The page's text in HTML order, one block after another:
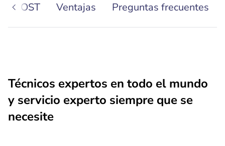
BOOST Ventajas Preguntas frecuentes
Técnicos expertos en todo el mundo
y servicio experto siempre que se
necesite